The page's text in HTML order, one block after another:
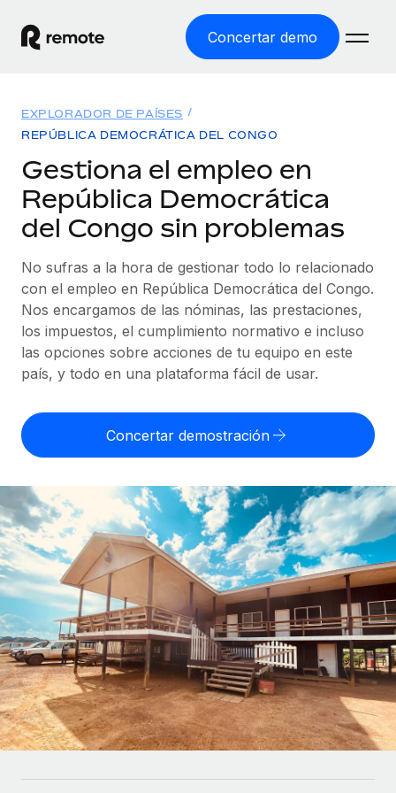
Concertar demo
Productos
EMPLEO GLOBAL
Nómina global
Gestiona las nóminas de forma sencilla y conforme a la
Employer of Record
Expándete en todo el mundo sin gastar en entidades.
Contractor of Record
Contrata a autónomos en cualquier parte del mundo
Integra y gestiona a autónomos globalmente.
Externaliza tareas laborales complejas.
INFRAESTRUCTURA
Conexión Remote
Integra los RR. HH. en tus flujos de trabajo sin
complicaciones.
Plataforma
Funciones esenciales de RR. HH. integradas para tu
equipo.
Conectar Nuevo
Soluciones
COBERTURA MUNDIAL
Consulta el soporte del empleo global según el país.
Explorador estatal de EE. UU.
Simplifica la contratación en todos los estados de EE.
UU.
Compáranos con otras empresas.
Startups
Soluciones ágiles de RR. HH. globales y nóminas para
empresas en crecimiento.
Mediana empresa
Amplía tu equipo con soluciones de RR. HH.
personalizadas.
Empresa
RR. HH. globales para grandes empresas.
ASOCIARSE
Integra la gestión de los RR. HH. globales en tu
Recursos
HERRAMIENTAS Y CALCULADORAS
Calculadora del riesgo de clasificación errónea
Consulta el riesgo de clasificación errónea por país.
Calculadora del coste por empleado
Calcula lo que cuestan los empleados en total en
Calculadora de pagos a autónomos
APRENDIZAJE CON REMOTE
Guías y recursos
Casos prácticos
Glosario de RR. HH.
Listas de verificación y plantillas
Biblioteca de descripciones de puestos
Webinarios
Eventos
Precios
Español
Nederlands
Deutsch
Español
Italiano
Português (Portugal)
日本語
한국어
EXPLORADOR DE PAÍSES
REPÚBLICA DEMOCRÁTICA DEL CONGO
Gestiona el empleo en
República Democrática
del Congo sin problemas
No sufras a la hora de gestionar todo lo relacionado
con el empleo en República Democrática del Congo.
Nos encargamos de las nóminas, las prestaciones,
los impuestos, el cumplimiento normativo e incluso
las opciones sobre acciones de tu equipo en este
país, y todo en una plataforma fácil de usar.
Concertar demostración